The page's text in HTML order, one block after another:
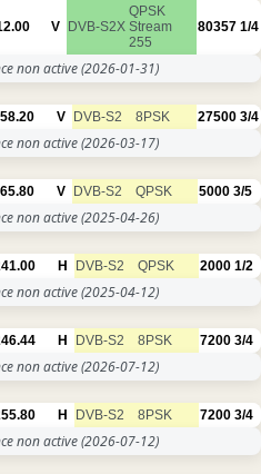
V DVB-S2X
QPSK
Stream
255
80357 1/4
non active(2026-01-31)
V DVB-S2 8PSK 27500 3/4
non active(2026-03-17)
V DVB-S2 QPSK 5000 3/5
non active(2025-04-26)
H DVB-S2 QPSK 2000 1/2
non active(2025-04-12)
H DVB-S2 8PSK 7200 3/4
non active(2026-07-12)
H DVB-S2 8PSK 7200 3/4
non active(2026-07-12)